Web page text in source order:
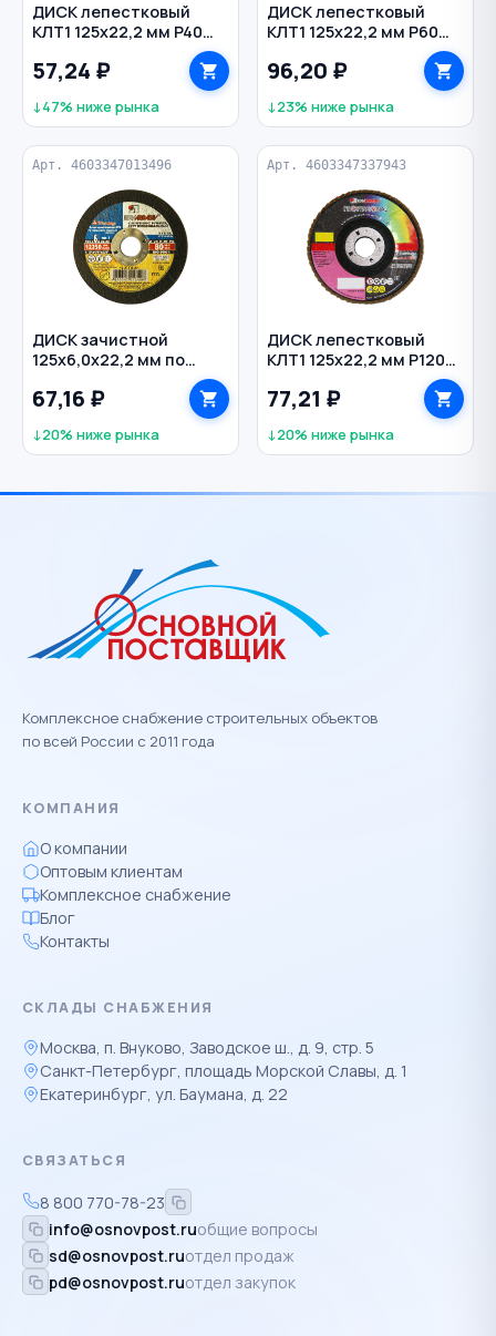
ДИСК лепестковый
КЛТ1 125х22,2 мм P40
HEADROCK
57,24 ₽
↓47% ниже рынка
ДИСК лепестковый
КЛТ1 125х22,2 мм Р60
универсальный ЛУГА
96,20 ₽
↓23% ниже рынка
Арт. 4603347013496
ДИСК зачистной
125х6,0х22,2 мм по
67,16 ₽
↓20% ниже рынка
Арт. 4603347337943
ДИСК лепестковый
КЛТ1 125х22,2 мм P120
универсальный ЛУГА
77,21 ₽
↓20% ниже рынка
Комплексное снабжение строительных объектов
по всей России с 2011 года
КОМПАНИЯ
О компании
Оптовым клиентам
Комплексное снабжение
Блог
Контакты
СКЛАДЫ СНАБЖЕНИЯ
Москва, п. Внуково, Заводское ш., д. 9, стр. 5
Санкт-Петербург, площадь Морской Славы, д. 1
Екатеринбург, ул. Баумана, д. 22
СВЯЗАТЬСЯ
8 800 770-78-23
info@osnovpost.ruобщие вопросы
sd@osnovpost.ruотдел продаж
pd@osnovpost.ruотдел закупок